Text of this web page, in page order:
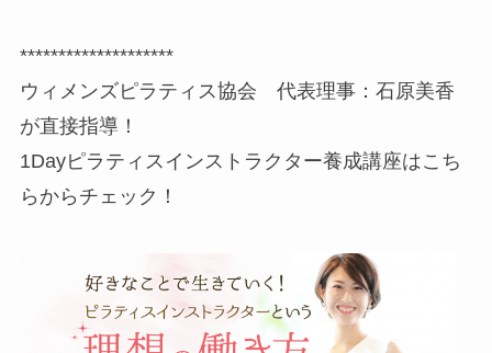
********************
ウィメンズピラティス協会 代表理事：石原美香
が直接指導！
1Dayピラティスインストラクター養成講座はこち
らからチェック！